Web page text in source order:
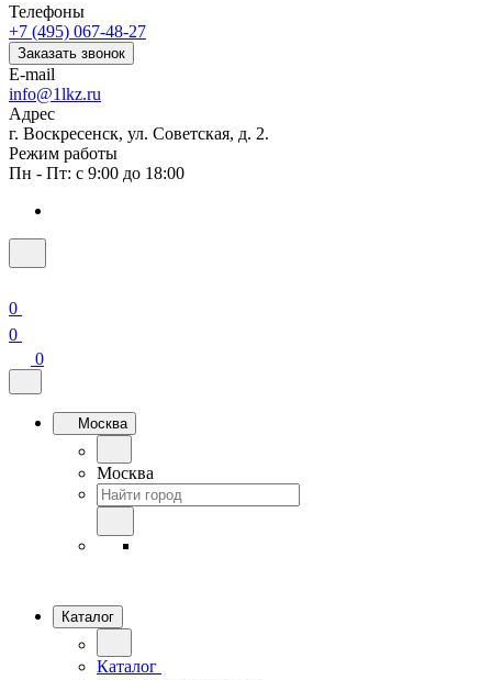
Телефоны
+7 (495) 067-48-27
Заказать звонок
E-mail
info@1lkz.ru
Адрес
г. Воскресенск, ул. Советская, д. 2.
Режим работы
Пн - Пт: с 9:00 до 18:00
0
0
0
Москва
Москва
Каталог
Каталог